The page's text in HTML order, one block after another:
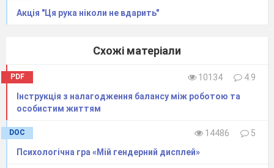
Акція "Ця рука ніколи не вдарить"
Схожі матеріали
PDF 10134
4.9
Інструкція з налагодження балансу між роботою та
особистим життям
DOC 14486
5
Психологічна гра «Мій гендерний дисплей»